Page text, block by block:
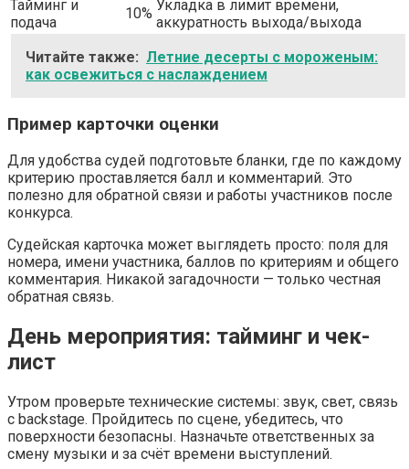
Тайминг и
подача
10% Укладка в лимит времени,
аккуратность выхода/выхода
Читайте также: Летние десерты с мороженым:
как освежиться с наслаждением
Пример карточки оценки
Для удобства судей подготовьте бланки, где по каждому
критерию проставляется балл и комментарий. Это
полезно для обратной связи и работы участников после
конкурса.
Судейская карточка может выглядеть просто: поля для
номера, имени участника, баллов по критериям и общего
комментария. Никакой загадочности — только честная
обратная связь.
День мероприятия: тайминг и чек-
лист
Утром проверьте технические системы: звук, свет, связь
с backstage. Пройдитесь по сцене, убедитесь, что
поверхности безопасны. Назначьте ответственных за
смену музыки и за счёт времени выступлений.